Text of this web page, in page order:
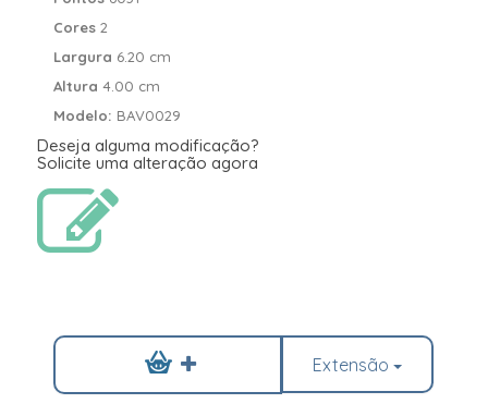
Cores2
Largura 6.20 cm
Altura4.00 cm
Modelo: BAV0029
Deseja alguma modificação?
Solicite uma alteração agora
Extensão